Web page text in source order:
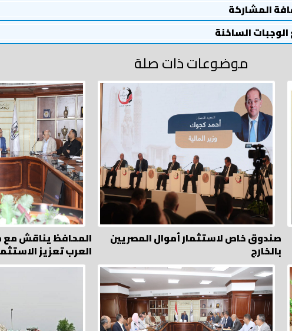
المشاركة
الوجبات الساخنة
موضوعات ذات صلة
صندوق خاص لاستثمار أموال المصريين
بالخارج
المحافظ يناقش
العرب تعزيز